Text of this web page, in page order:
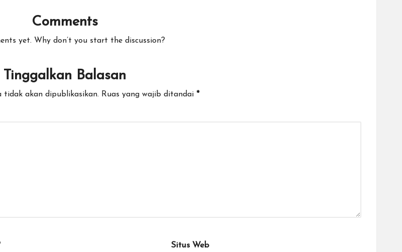
Comments
yet. Why don’t you start the discussion?
Tinggalkan Balasan
tidak akan dipublikasikan. Ruas yang wajib ditandai *
Situs Web